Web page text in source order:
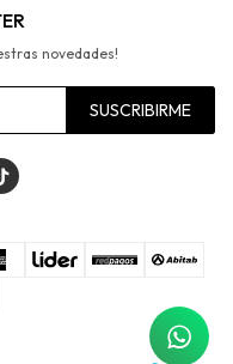
novedades!
SUSCRIBIRME